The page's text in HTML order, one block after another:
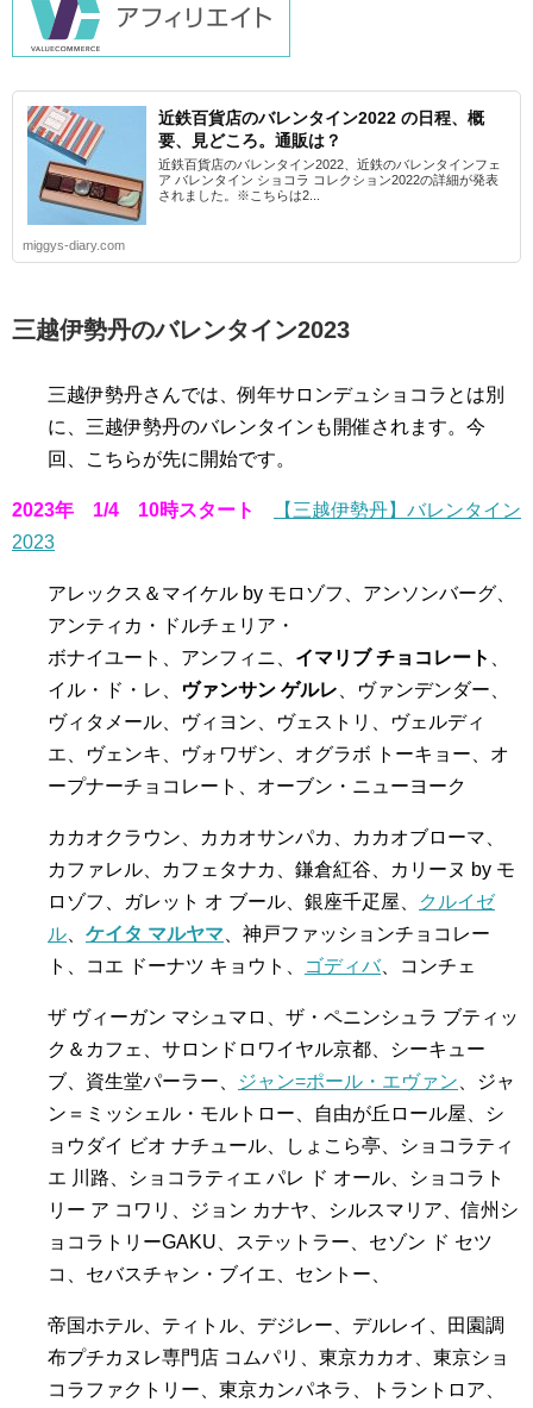
近鉄百貨店のバレンタイン2022 の日程、概
要、見どころ。通販は？
近鉄百貨店のバレンタイン2022、近鉄のバレンタインフェ
ア バレンタイン ショコラ コレクション2022の詳細が発表
されました。※こちらは2...
miggys-diary.com
三越伊勢丹のバレンタイン2023
三越伊勢丹さんでは、例年サロンデュショコラとは別
に、三越伊勢丹のバレンタインも開催されます。今
回、こちらが先に開始です。
2023年 1/4 10時スタート
【三越伊勢丹】バレンタイン
2023
アレックス＆マイケル by モロゾフ、アンソンバーグ、
アンティカ・ドルチェリア・
ボナイユート、アンフィニ、 イマリブ チョコレート
イル・ド・レ、
ヴァンサン ゲルレ 、ヴァンデンダー、
ヴィタメール、ヴィヨン、ヴェストリ、ヴェルディ
エ、ヴェンキ、ヴォワザン、オグラボ トーキョー、オ
ープナーチョコレート、オーブン・ニューヨーク
カカオクラウン、カカオサンパカ、カカオブローマ、
カファレル、カフェタナカ、鎌倉紅谷、カリーヌ by モ
ロゾフ、ガレット オ ブール、銀座千疋屋、
クルイゼ
ル
ケイタ マルヤマ 、神戸ファッションチョコレー
ト、コエ ドーナツ キョウト、
ゴディバ、コンチェ
ザ ヴィーガン マシュマロ、ザ・ペニンシュラ ブティッ
ク＆カフェ、サロンドロワイヤル京都、シーキュー
ブ、資生堂パーラー、
ジャン=ポール・エヴァン 、ジャ
ン＝ミッシェル・モルトロー、自由が丘ロール屋、シ
ョウダイ ビオ ナチュール、しょこら亭、ショコラティ
エ 川路、ショコラティエ パレ ド オール、ショコラト
リー ア コワリ、ジョン カナヤ、シルスマリア、信州シ
ョコラトリーGAKU、ステットラー、セゾン ド セツ
コ、セバスチャン・ブイエ、セントー、
帝国ホテル、ティトル、デジレー、デルレイ、田園調
布プチカヌレ専門店 コムパリ、東京カカオ、東京ショ
コラファクトリー、東京カンパネラ、トラントロア、